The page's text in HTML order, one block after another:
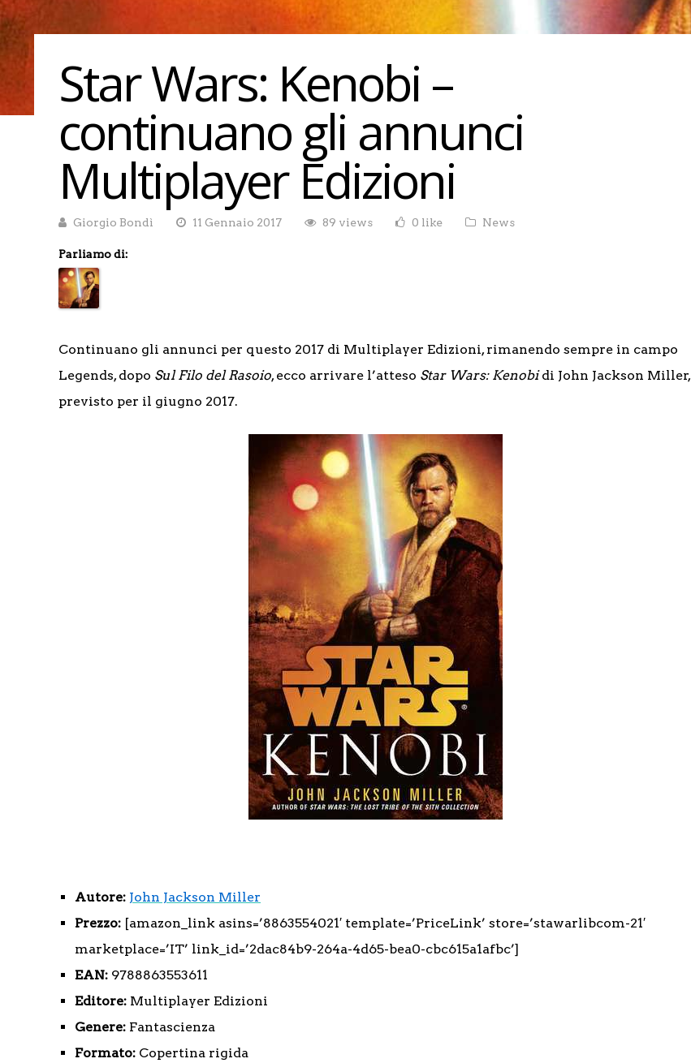
Star Wars: Kenobi –
continuano gli annunci
Multiplayer Edizioni
Giorgio Bondì 11 Gennaio 2017 89 views 0 like News
Parliamo di:
Continuano gli annunci per questo 2017 di Multiplayer Edizioni, rimanendo sempre in campo
Legends, dopo Sul Filo del Rasoio, ecco arrivare l’atteso Star Wars: Kenobidi John Jackson Miller,
previsto per il giugno 2017.
Autore: John Jackson Miller
Prezzo: [amazon_link asins=’8863554021′ template=’PriceLink’ store=’stawarlibcom-21′
marketplace=’IT’ link_id=’2dac84b9-264a-4d65-bea0-cbc615a1afbc’]
EAN: 9788863553611
Editore: Multiplayer Edizioni
Genere: Fantascienza
Formato: Copertina rigida